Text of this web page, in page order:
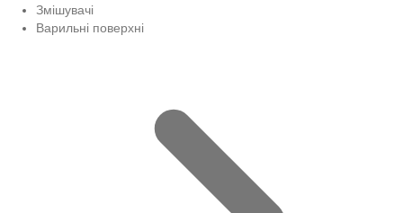
Змішувачі
Варильні поверхні